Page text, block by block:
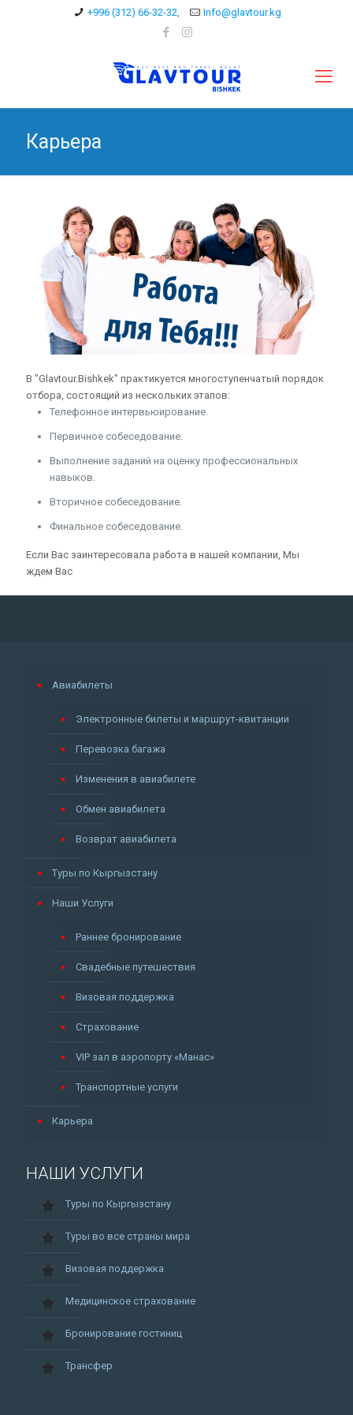
+996 (312) 66-32-32, Info@glavtour.kg
Карьера
В "Glavtour.Bishkek" практикуется многоступенчатый порядок
отбора, состоящий из нескольких этапов:
Телефонное интервьюирование.
Первичное собеседование.
Выполнение заданий на оценку профессиональных
навыков.
Вторичное собеседование.
Финальное собеседование.
Если Вас заинтересовала работа в нашей компании, Мы
ждем Вас
Авиабилеты
Электронные билеты и маршрут-квитанции
Перевозка багажа
Изменения в авиабилете
Обмен авиабилета
Возврат авиабилета
Туры по Кыргызстану
Наши Услуги
Раннее бронирование
Свадебные путешествия
Визовая поддержка
Страхование
VIP зал в аэропорту «Манас»
Транспортные услуги
Карьера
НАШИ УСЛУГИ
Туры по Кыргызстану
Туры во все страны мира
Визовая поддержка
Медицинское страхование
Бронирование гостиниц
Трансфер